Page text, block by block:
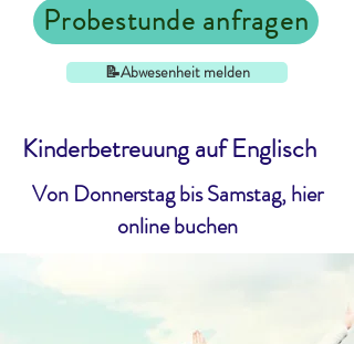
📝Abwesenheit melden
Probestunde anfragen
Kinderbetreuung auf Englisch
Von Donnerstag bis Samstag, hier
online buchen